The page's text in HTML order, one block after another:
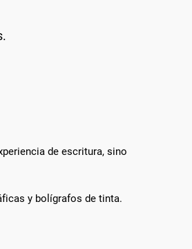
de escritura, sino
y bolígrafos de tinta.